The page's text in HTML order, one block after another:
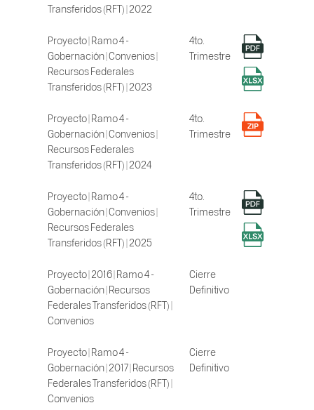
Transferidos (RFT) | 2022
Proyecto | Ramo 4 -
Gobernación | Convenios |
Recursos Federales
Transferidos (RFT) | 2023
4to.
Trimestre
Proyecto | Ramo 4 -
Gobernación | Convenios |
Recursos Federales
Transferidos (RFT) | 2024
4to.
Trimestre
Proyecto | Ramo 4 -
Gobernación | Convenios |
Recursos Federales
Transferidos (RFT) | 2025
4to.
Trimestre
Proyecto | 2016 | Ramo 4 -
Gobernación | Recursos
Federales Transferidos (RFT) |
Convenios
Cierre
Definitivo
Proyecto | Ramo 4 -
Gobernación | 2017 | Recursos
Federales Transferidos (RFT) |
Convenios
Cierre
Definitivo